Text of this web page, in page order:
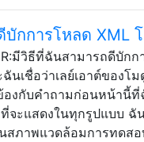
บักการโหลด XML
มีวิธีที่ฉันสามารถดีบักก
ฉันเชื่อว่าเลย์เอาต์ของ
องกับคำถามก่อนหน้านี้
จะแสดงในทุกรูปแบบ ฉั
สภาพแวดล้อมการทดส